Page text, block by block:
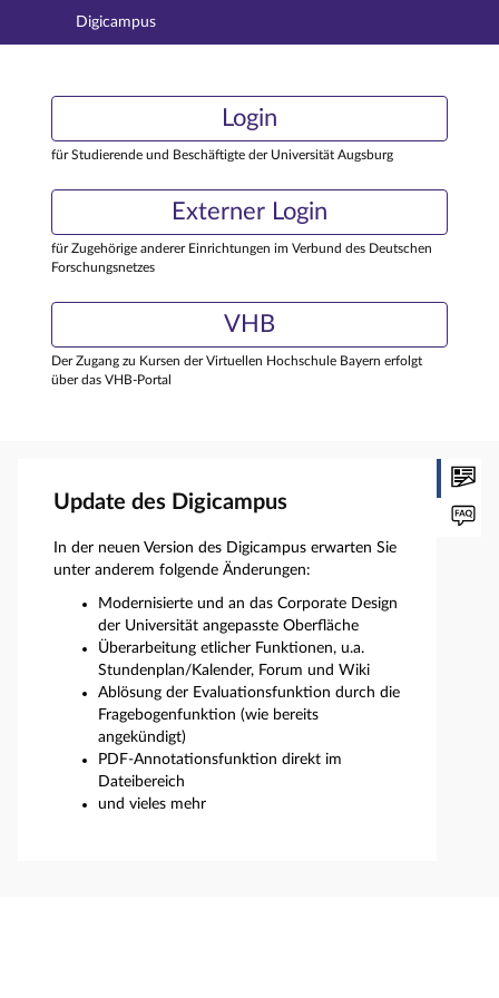
Hauptnavigation
Externer Login
Digicampus
Login
für Studierende und Beschäftigte der Universität Augsburg
Externer Login
für Zugehörige anderer Einrichtungen im Verbund des Deutschen
Forschungsnetzes
VHB
Der Zugang zu Kursen der Virtuellen Hochschule Bayern erfolgt
über das VHB-Portal
Update des Digicampus
In der neuen Version des Digicampus erwarten Sie
unter anderem folgende Änderungen:
Modernisierte und an das Corporate Design
der Universität angepasste Oberfläche
Überarbeitung etlicher Funktionen, u.a.
Stundenplan/Kalender, Forum und Wiki
Ablösung der Evaluationsfunktion durch die
Fragebogenfunktion (wie bereits
angekündigt)
PDF-Annotationsfunktion direkt im
Dateibereich
und vieles mehr